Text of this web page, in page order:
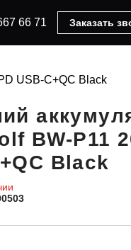
66 71 Заказать
USB-C+QC Black
BW-P11
Black